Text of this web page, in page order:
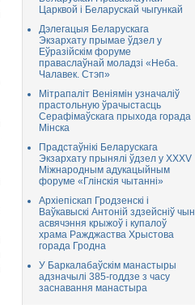
Царквой і Беларускай чыгункай
Дэлегацыя Беларускага
Экзархату прымае ўдзел у
Еўразійскім форуме
праваслаўнай моладзі «Неба.
Чалавек. Стэп»
Мітрапаліт Веніямін узначаліў
прастольную ўрачыстасць
Серафімаўскага прыхода горада
Мінска
Прадстаўнікі Беларускага
Экзархату прынялі ўдзел у XXXV
Міжнародным адукацыйным
форуме «Глінскія чытанні»
Архіепіскап Гродзенскі і
Ваўкавыскі Антоній здзейсніў чын
асвячэння крыжоў і купалоў
храма Ражджаства Хрыстова
горада Гродна
У Баркалабаўскім манастыры
адзначылі 385-годдзе з часу
заснавання манастыра